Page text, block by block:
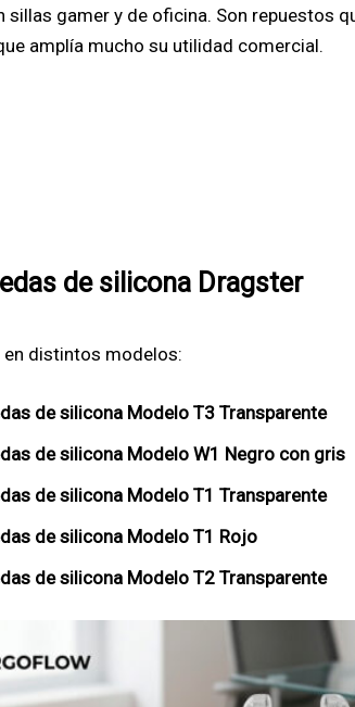
sillas gamer y de oficina. Son repuestos
amplía mucho su utilidad comercial.
de silicona Dragster
en distintos modelos:
de silicona Modelo T3 Transparente
de silicona Modelo W1 Negro con gris
de silicona Modelo T1 Transparente
de silicona Modelo T1 Rojo
de silicona Modelo T2 Transparente